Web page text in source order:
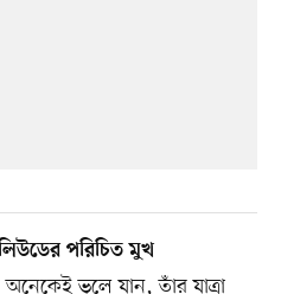
পরিচিত মুখ
ভুলে যান, তাঁর যাত্রা